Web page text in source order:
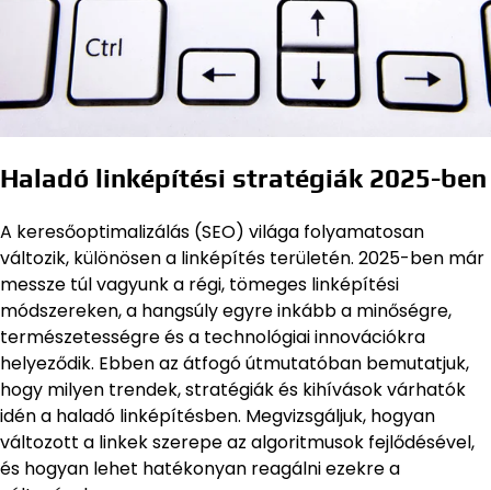
Haladó linképítési stratégiák 2025-ben
A keresőoptimalizálás (SEO) világa folyamatosan
változik, különösen a linképítés területén. 2025-ben már
messze túl vagyunk a régi, tömeges linképítési
módszereken, a hangsúly egyre inkább a minőségre,
természetességre és a technológiai innovációkra
helyeződik. Ebben az átfogó útmutatóban bemutatjuk,
hogy milyen trendek, stratégiák és kihívások várhatók
idén a haladó linképítésben. Megvizsgáljuk, hogyan
változott a linkek szerepe az algoritmusok fejlődésével,
és hogyan lehet hatékonyan reagálni ezekre a